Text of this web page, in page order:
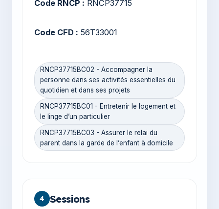
Code RNCP : RNCP37715
Code CFD : 56T33001
RNCP37715BC02 - Accompagner la
personne dans ses activités essentielles du
quotidien et dans ses projets
RNCP37715BC01 - Entretenir le logement et
le linge d’un particulier
RNCP37715BC03 - Assurer le relai du
parent dans la garde de l’enfant à domicile
4 Sessions